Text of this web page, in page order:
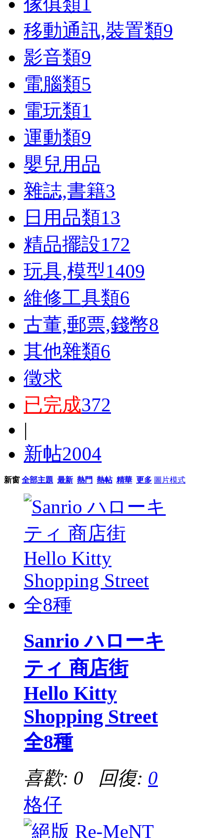
移動通訊,裝置類9
影音類9
電腦類5
電玩類1
運動類9
嬰兒用品
雜誌,書籍3
日用品類13
精品擺設172
玩具,模型1409
維修工具類6
古董,郵票,錢幣8
其他雜類6
徵求
已完成372
|
新帖2004
新窗 全部主題 最新 熱門 熱帖 精華 更多 圖片模式
Sanrio ハローキ
ティ 商店街
Hello Kitty
Shopping Street
全8種
喜歡: 0 回復: 0
格仔